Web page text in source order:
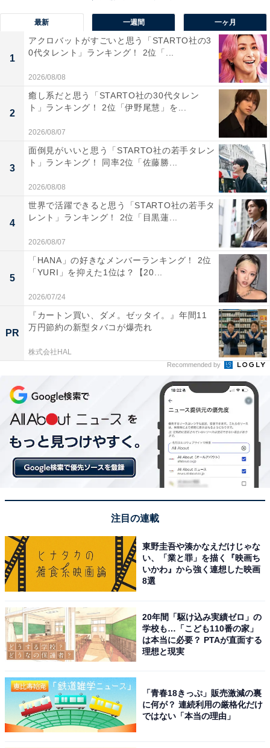
1位：向井康二
View this post on Instagram
1位に輝いたのは向井康二さんです。向井さんは、グル
ープの中で特にバラエティー番組への出演が多く「お笑
最新 一週間 一ヶ月
1
アクロバットがすごいと思う「STARTO社の3
0代タレント」ランキング！ 2位「...
2026/08/08
2
癒し系だと思う「STARTO社の30代タレン
ト」ランキング！ 2位「伊野尾慧」を...
2026/08/07
3
面倒見がいいと思う「STARTO社の若手タレン
ト」ランキング！ 同率2位「佐藤勝...
2026/08/08
4
世界で活躍できると思う「STARTO社の若手タ
レント」ランキング！ 2位「目黒蓮...
2026/08/07
5
「HANA」の好きなメンバーランキング！ 2位
「YURI」を抑えた1位は？【20...
2026/07/24
PR
『カートン買い、ダメ。ゼッタイ。』年間11
万円節約の新型タバコが爆売れ
株式会社HAL
Recommended by
注目の連載
東野圭吾や湊かなえだけじゃな
い、「業と罪」を描く『映画ち
いかわ』から強く連想した映画
8選
20年間「駆け込み実績ゼロ」の
学校も…「こども110番の家」
は本当に必要？ PTAが直面する
理想と現実
「青春18きっぷ」販売激減の裏
に何が？ 連続利用の厳格化だけ
ではない「本当の理由」